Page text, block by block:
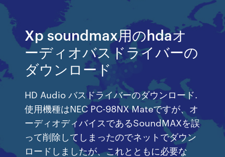
Xp soundmax用のhdaオ
ーディオバスドライバーの
ダウンロード
HD Audio バスドライバーのダウンロード.
使用機種はNEC PC-98NX Mateですが、オ
ーディオディバイスであるSoundMAXを誤
って削除してしまったのでネットでダウン
ロードしましたが、これとともに必要な